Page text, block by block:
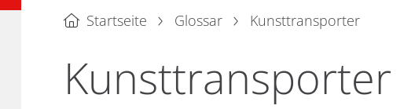
Startseite Glossar Kunsttransporter
Kunsttransporter